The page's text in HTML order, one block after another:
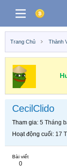
Trang Chủ Thành
CecilClido
Tham gia 5 Tháng
Hoạt động cuối 17
Bài viết
0